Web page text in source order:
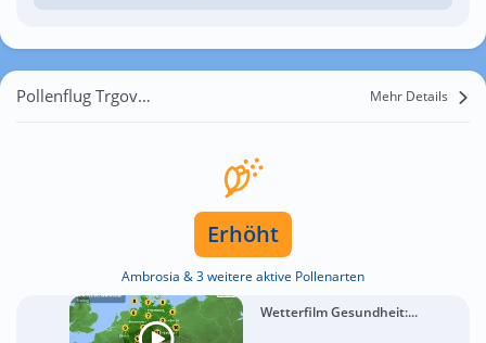
Pollenflug Trgovišće Mehr Details
Erhöht
Ambrosia & 3 weitere aktive Pollenarten
Wetterfilm Gesundheit:...